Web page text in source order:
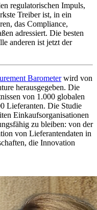
regulatorischen Impuls,
Treiber ist, in ein
das Compliance,
adressiert. Die besten
anderen ist jetzt der
Barometerwird von
herausgegeben. Die
von 1.000 globalen
Lieferanten. Die Studie
Einkaufsorganisationen
zu bleiben: von der
von Lieferantendaten in
die Innovation